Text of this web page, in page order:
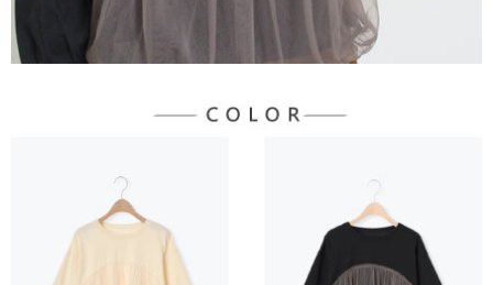
５．嚴禁一人註冊多個帳號或使用他人資訊註冊。若發現惡意使用之情形，
恩沛科技股份有限公司將有權停止該用戶之使用額度並採取法律行動。